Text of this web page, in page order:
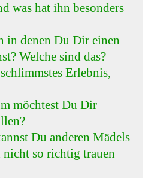
was hat ihn besonders
in denen Du Dir einen
Welche sind das?
Erlebnis,
möchtest Du Dir
Du anderen Mädels
nicht so richtig trauen